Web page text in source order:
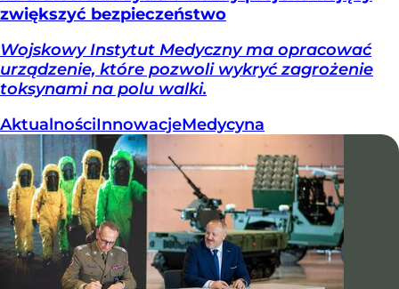
zwiększyć bezpieczeństwo
Wojskowy Instytut Medyczny ma opracować
urządzenie, które pozwoli wykryć zagrożenie
toksynami na polu walki.
AktualnościInnowacjeMedycyna